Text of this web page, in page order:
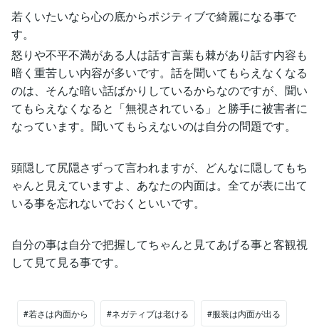
若くいたいなら心の底からポジティブで綺麗になる事で
す。
怒りや不平不満がある人は話す言葉も棘があり話す内容も
暗く重苦しい内容が多いです。話を聞いてもらえなくなる
のは、そんな暗い話ばかりしているからなのですが、聞い
てもらえなくなると「無視されている」と勝手に被害者に
なっています。聞いてもらえないのは自分の問題です。
頭隠して尻隠さずって言われますが、どんなに隠してもち
ゃんと見えていますよ、あなたの内面は。全てが表に出て
いる事を忘れないでおくといいです。
自分の事は自分で把握してちゃんと見てあげる事と客観視
して見て見る事です。
#若さは内面から #ネガティブは老ける #服装は内面が出る